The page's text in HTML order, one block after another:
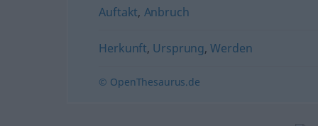
Auftakt, Anbruch
Herkunft, Ursprung,Werden
© OpenThesaurus.de